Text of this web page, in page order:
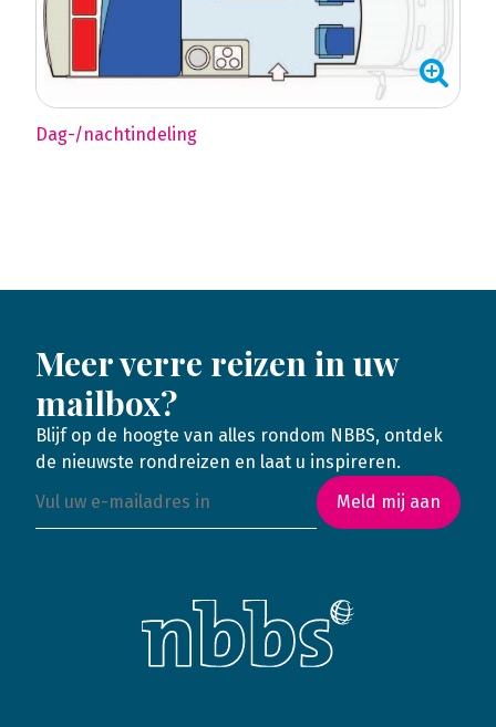
Dag-/nachtindeling
Meer verre reizen in uw
mailbox?
Blijf op de hoogte van alles rondom NBBS, ontdek
de nieuwste rondreizen en laat u inspireren.
Meld mij aan